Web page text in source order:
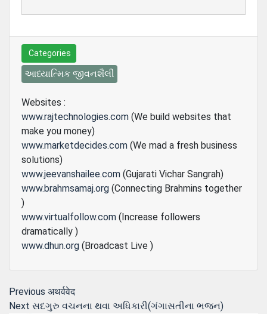
Categories
આધ્યાત્મિક જીવનશૈલી
Websites :
www.rajtechnologies.com (We build websites that
make you money)
www.marketdecides.com (We mad a fresh business
solutions)
www.jeevanshailee.com (Gujarati Vichar Sangrah)
www.brahmsamaj.org (Connecting Brahmins together
)
www.virtualfollow.com (Increase followers
dramatically )
www.dhun.org (Broadcast Live )
Post
Previous Previous
post:
अथर्ववेद
Next Next
સદગુરુ વચનના થવા અધિકારી(ગંગાસતીના ભજન)